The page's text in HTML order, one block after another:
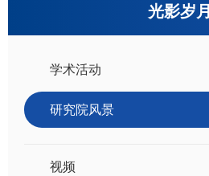
光影岁月
学术活动
研究院风景
视频